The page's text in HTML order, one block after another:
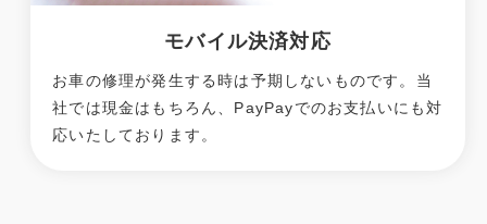
モバイル決済対応
お車の修理が発生する時は予期しないものです。当
社では現金はもちろん、PayPayでのお支払いにも対
応いたしております。